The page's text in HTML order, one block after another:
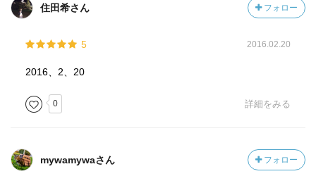
住田希さん フォロー
5 2016.02.20
2016、2、20
0 詳細をみる
mywamywaさん フォロー